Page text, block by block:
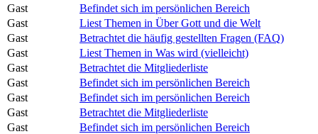
Gast
Befindet sich im persönlichen Bereich
Gast
Liest Themen in Über Gott und die Welt
Gast
Betrachtet die häufig gestellten Fragen (FAQ)
Gast
Liest Themen in Was wird (vielleicht)
Gast
Betrachtet die Mitgliederliste
Gast
Befindet sich im persönlichen Bereich
Gast
Befindet sich im persönlichen Bereich
Gast
Betrachtet die Mitgliederliste
Gast
Befindet sich im persönlichen Bereich